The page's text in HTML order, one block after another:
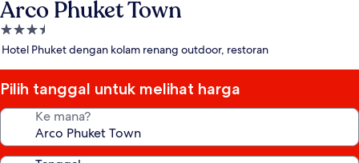
Arco Phuket Town
Properti
bintang
Hotel Phuket dengan kolam renang outdoor, restoran
Pilih tanggal untuk melihat harga
Ke mana?